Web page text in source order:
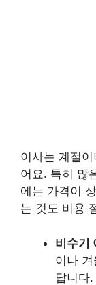
이사는 계절
어요. 특히 많
에는 가격이
는 것도 비용
비수기
이나
답니다.